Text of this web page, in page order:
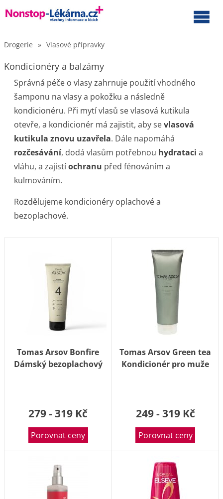
Drogerie » Vlasové přípravky
Kondicionéry a balzámy
Správná péče o vlasy zahrnuje použití vhodného
šamponu na vlasy a pokožku a následně
kondicionéru. Při mytí vlasů se vlasová kutikula
otevře, a kondicionér má zajistit, aby sevlasová
kutikula znovu uzavřela. Dále napomáhá
rozčesávání, dodá vlasům potřebnou hydrataci a
vláhu, a zajistíochranu před fénováním a
kulmováním.
Rozdělujeme kondicionéry oplachové a
bezoplachové.
Tomas Arsov Bonfire
Dámský bezoplachový
279 - 319 Kč
Porovnat ceny
Tomas Arsov Green tea
Kondicionér pro muže
249 - 319 Kč
Porovnat ceny